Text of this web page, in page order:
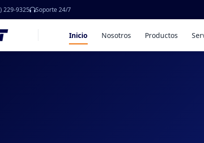
229-9325 Soporte 24/7
Inicio Nosotros Productos